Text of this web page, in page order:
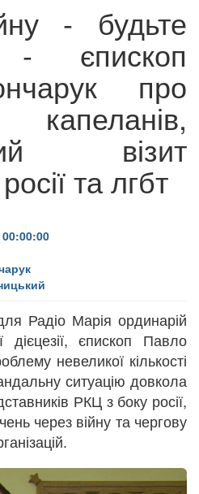
- будьте
- єпископ
про
візит
та лгбт
Радіо Марія ординарій
дієцезії, єпископ Павло
невеликої кількості
ситуацію довкола
РКЦ з боку росії,
через війну та чергову